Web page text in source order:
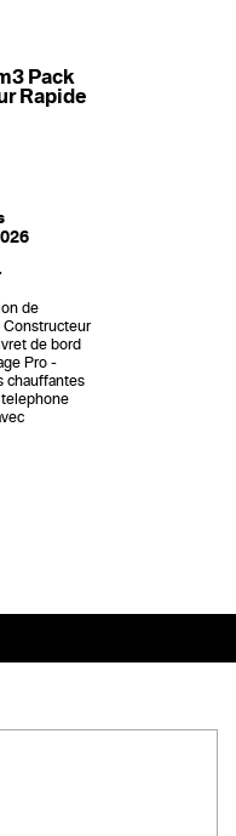
Pack
Rapide
de
Constructeur
de bord
Pro
chauffantes